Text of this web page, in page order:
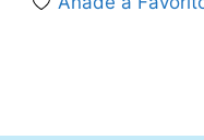
59,95 €.